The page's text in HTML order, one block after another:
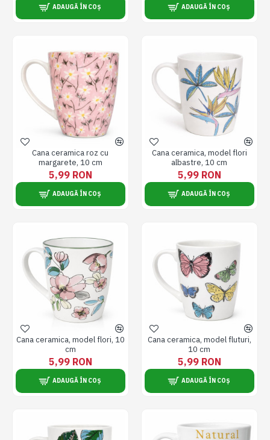
ADAUGĂ ÎN COȘ ADAUGĂ ÎN COȘ
Cana ceramica roz cu
margarete, 10 cm
5,99 RON
ADAUGĂ ÎN COȘ
Cana ceramica, model flori
albastre, 10 cm
5,99 RON
ADAUGĂ ÎN COȘ
Cana ceramica, model flori, 10
cm
5,99 RON
ADAUGĂ ÎN COȘ
Cana ceramica, model fluturi,
10 cm
5,99 RON
ADAUGĂ ÎN COȘ